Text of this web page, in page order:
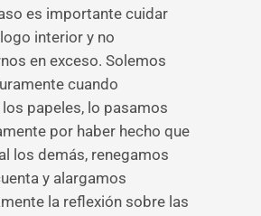
es importante cuidar
interior y no
en exceso. Solemos
cuando
papeles, lo pasamos
por haber hecho que
los demás, renegamos
y alargamos
la reflexión sobre las